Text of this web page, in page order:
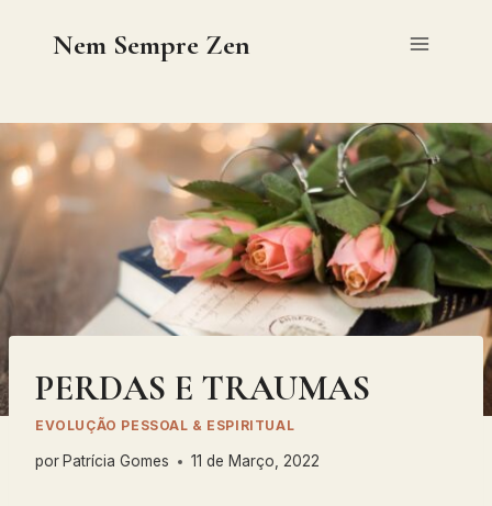
Nem Sempre Zen
PERDAS E TRAUMAS
EVOLUÇÃO PESSOAL & ESPIRITUAL
por Patrícia Gomes 11 de Março, 2022